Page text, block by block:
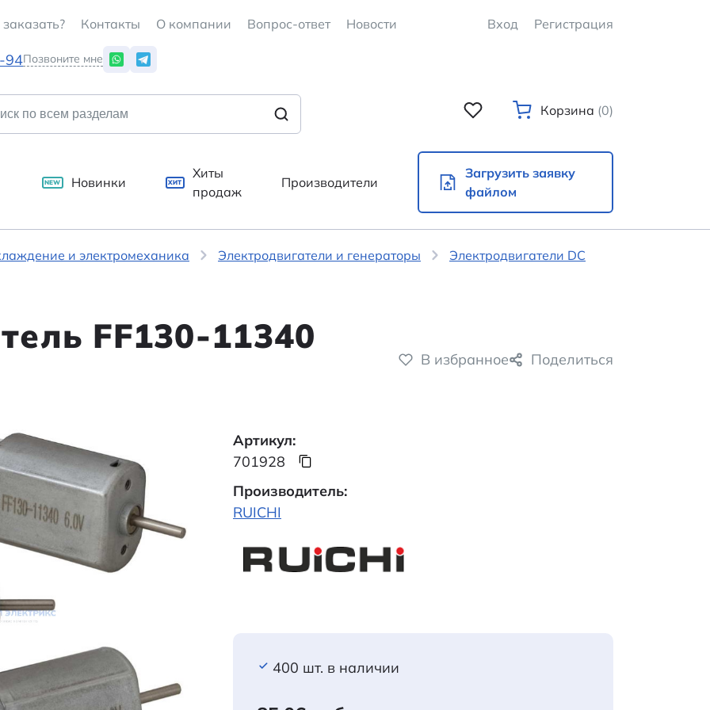
Контакты О компании Вопрос-ответ Новости Вход Регистрация
94Позвоните мне
Корзина (0)
NEW Новинки ХИТ
Хиты
продаж
Производители
Загрузить заявку
файлом
и электромеханика Электродвигатели и генераторы Электродвигатели DC
FF130-11340
В избранное Поделиться
Артикул:
701928
Производитель:
RUICHI
400 шт. в наличии